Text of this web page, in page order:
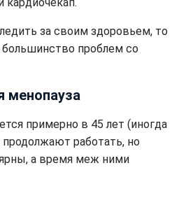
за своим здоровьем, то
проблем со
менопауза
примерно в 45 лет (иногда
работать, но
а время меж ними